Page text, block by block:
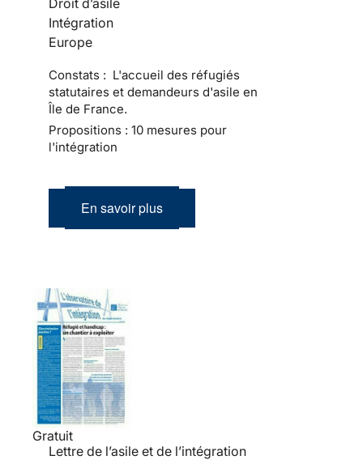
Droit d’asile
Intégration
Europe
Constats : L'accueil des réfugiés
statutaires et demandeurs d'asile en
Île de France.
Propositions : 10 mesures pour
l'intégration
En savoir plus
Gratuit
Lettre de l’asile et de l’intégration